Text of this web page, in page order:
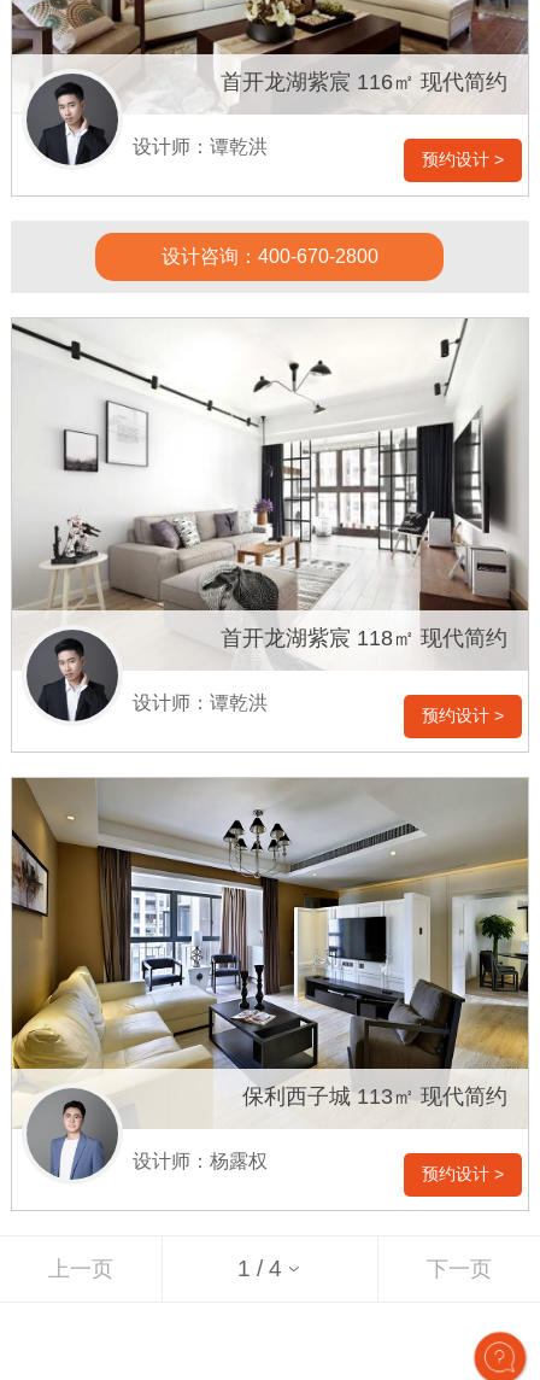
首开龙湖紫宸 116㎡ 现代简约
设计师：谭乾洪
预约设计 >
设计咨询：400-670-2800
首开龙湖紫宸 118㎡ 现代简约
设计师：谭乾洪
预约设计 >
保利西子城 113㎡ 现代简约
设计师：杨露权
预约设计 >
上一页 下一页